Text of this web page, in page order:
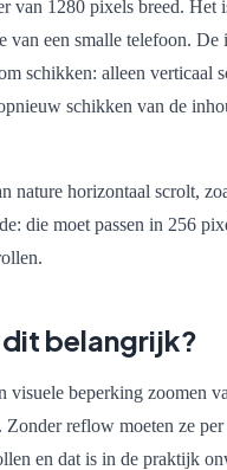
van 1280 pixels breed. Het
van een smalle telefoon. De
schikken: alleen verticaal
schikken van de
nature horizontaal scrolt,
die moet passen in 256
dit belangrijk?
visuele beperking zoomen
reflow moeten ze per
en dat is in de praktijk